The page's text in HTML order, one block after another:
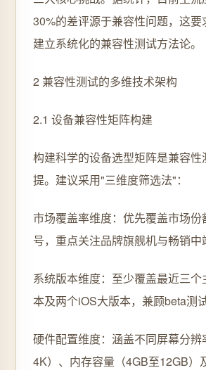
30%的差评源于兼容性问题，这要
建立系统化的兼容性测试方法论。
2 兼容性测试的多维技术架构
2.1 设备兼容性矩阵构建
构建科学的设备选型矩阵是兼容性
提。建议采用"三维度筛选法"：
市场覆盖率维度：优先覆盖市场份
号，重点关注品牌旗舰机与畅销中
系统版本维度：至少覆盖最近三
本及两个iOS大版本，兼顾beta测
硬件配置维度：涵盖不同屏幕分辨
4K）、内存容量（4GB至12GB）